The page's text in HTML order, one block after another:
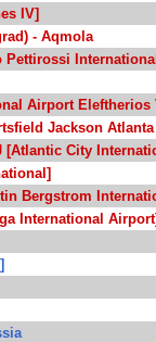
IV]
- Aqmola
Airport Eleftherios
Jackson
[Atlantic City
Bergstrom
International Airport]